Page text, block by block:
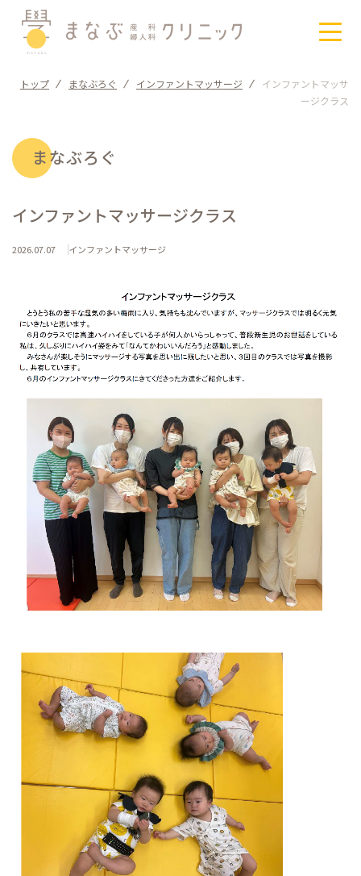
まなぶクリニックについて
クラスのご案内
産科・婦人科
お知らせ
月に願いをプロジェクト
腸活のご案内
採用情報
個人情報保護方針
まなぶろぐ
トップ まなぶろぐ インファントマッサージ
インファントマッサ
ージクラス
インファントマッサージクラス
2026.07.07 インファントマッサージ